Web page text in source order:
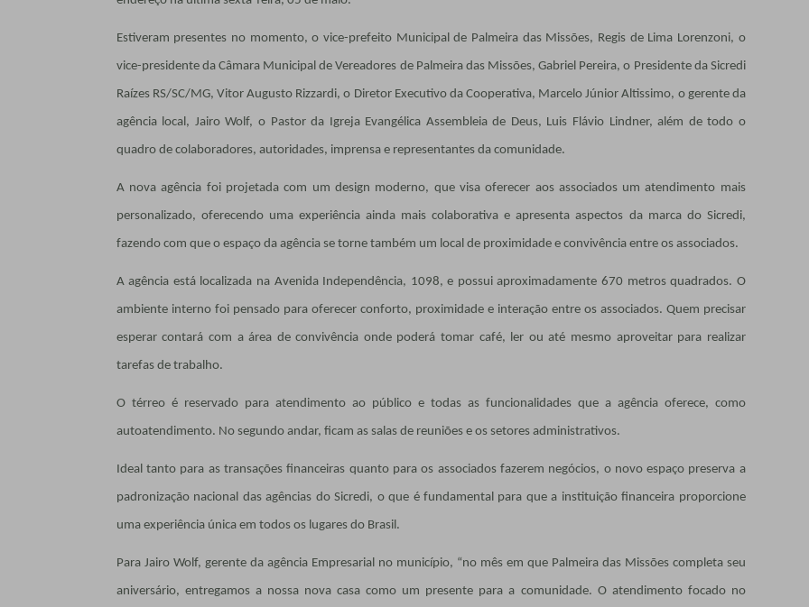
Estiveram presentes no momento, o vice-prefeito Municipal de Palmeira das Missões, Regis de Lima Lorenzoni, o
vice-presidente da Câmara Municipal de Vereadores de Palmeira das Missões, Gabriel Pereira, o Presidente da Sicredi
Raízes RS/SC/MG, Vitor Augusto Rizzardi, o Diretor Executivo da Cooperativa, Marcelo Júnior Altissimo, o gerente da
agência local, Jairo Wolf, o Pastor da Igreja Evangélica Assembleia de Deus, Luis Flávio Lindner, além de todo o
quadro de colaboradores, autoridades, imprensa e representantes da comunidade.
A nova agência foi projetada com um design moderno, que visa oferecer aos associados um atendimento mais
personalizado, oferecendo uma experiência ainda mais colaborativa e apresenta aspectos da marca do Sicredi,
fazendo com que o espaço da agência se torne também um local de proximidade e convivência entre os associados.
A agência está localizada na Avenida Independência, 1098, e possui aproximadamente 670 metros quadrados. O
ambiente interno foi pensado para oferecer conforto, proximidade e interação entre os associados. Quem precisar
esperar contará com a área de convivência onde poderá tomar café, ler ou até mesmo aproveitar para realizar
tarefas de trabalho.
O térreo é reservado para atendimento ao público e todas as funcionalidades que a agência oferece, como
autoatendimento. No segundo andar, ficam as salas de reuniões e os setores administrativos.
Ideal tanto para as transações financeiras quanto para os associados fazerem negócios, o novo espaço preserva a
padronização nacional das agências do Sicredi, o que é fundamental para que a instituição financeira proporcione
uma experiência única em todos os lugares do Brasil.
Para Jairo Wolf, gerente da agência Empresarial no município, “no mês em que Palmeira das Missões completa seu
aniversário, entregamos a nossa nova casa como um presente para a comunidade. O atendimento focado no